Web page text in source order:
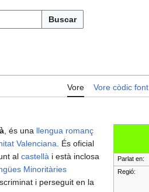
Buscar
Vore Vore còdic font
Parlat en:
Regió:
, és una llengua romanç
Valenciana . És oficial
al castellà i està inclosa
Minoritàries
i perseguit en la